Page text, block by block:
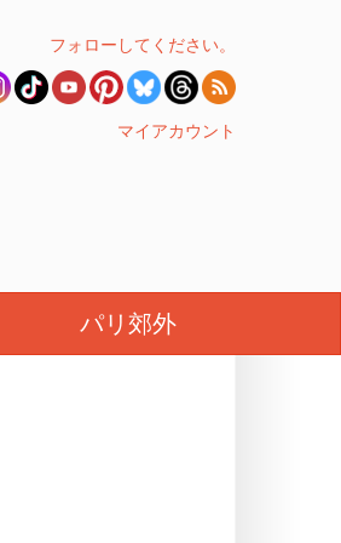
フォローしてください。
マイアカウント
パリ郊外